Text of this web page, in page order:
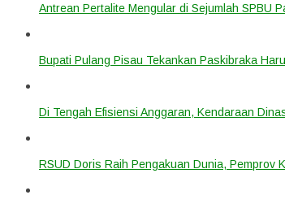
Antrean Pertalite Mengular di Sejumlah SPBU
Bupati Pulang Pisau Tekankan Paskibraka
Di Tengah Efisiensi Anggaran, Kendaraan
RSUD Doris Raih Pengakuan Dunia, Pemprov